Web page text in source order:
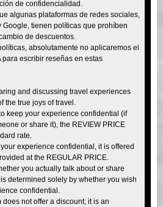
de confidencialidad.
algunas plataformas de redes sociales,
Google, tienen políticas que prohíben
de descuentos.
absolutamente no aplicaremos el
para escribir reseñas en estas
and discussing travel experiences
the true joys of travel.
keep your experience confidential (if
or share it), the REVIEW PRICE
rate.
experience confidential, it is offered
at the REGULAR PRICE.
you actually talk about or share
determined solely by whether you wish
confidential.
does not offer a discount; it is an